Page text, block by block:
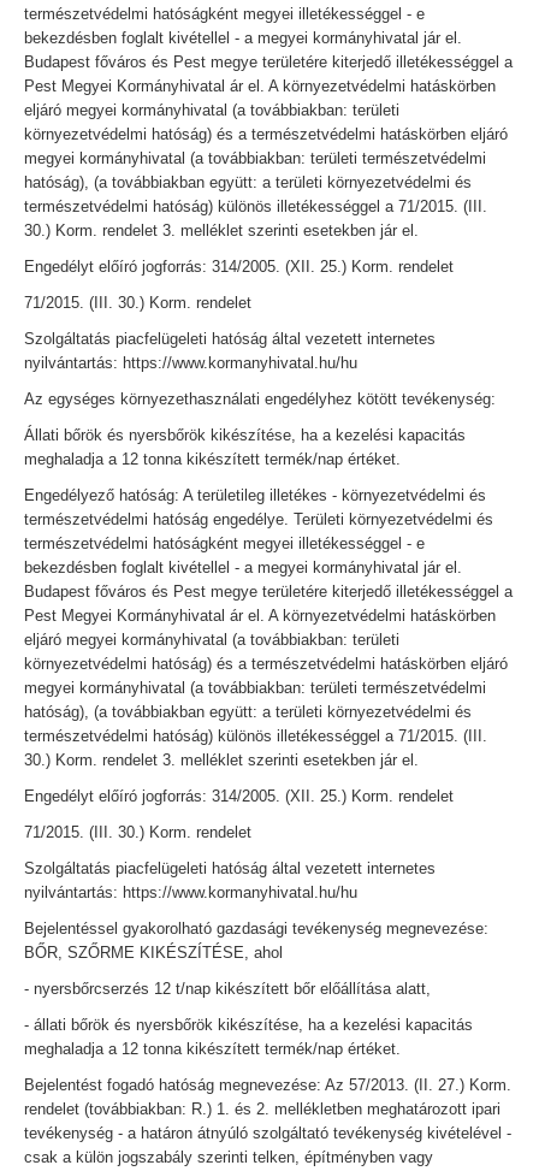
természetvédelmi hatóságként megyei illetékességgel - e
bekezdésben foglalt kivétellel - a megyei kormányhivatal jár el.
Budapest főváros és Pest megye területére kiterjedő illetékességgel a
Pest Megyei Kormányhivatal ár el. A környezetvédelmi hatáskörben
eljáró megyei kormányhivatal (a továbbiakban: területi
környezetvédelmi hatóság) és a természetvédelmi hatáskörben eljáró
megyei kormányhivatal (a továbbiakban: területi természetvédelmi
hatóság), (a továbbiakban együtt: a területi környezetvédelmi és
természetvédelmi hatóság) különös illetékességgel a 71/2015. (III.
30.) Korm. rendelet 3. melléklet szerinti esetekben jár el.
Engedélyt előíró jogforrás: 314/2005. (XII. 25.) Korm. rendelet
71/2015. (III. 30.) Korm. rendelet
Szolgáltatás piacfelügeleti hatóság által vezetett internetes
nyilvántartás: https://www.kormanyhivatal.hu/hu
Az egységes környezethasználati engedélyhez kötött tevékenység:
Állati bőrök és nyersbőrök kikészítése, ha a kezelési kapacitás
meghaladja a 12 tonna kikészített termék/nap értéket.
Engedélyező hatóság: A területileg illetékes - környezetvédelmi és
természetvédelmi hatóság engedélye. Területi környezetvédelmi és
természetvédelmi hatóságként megyei illetékességgel - e
bekezdésben foglalt kivétellel - a megyei kormányhivatal jár el.
Budapest főváros és Pest megye területére kiterjedő illetékességgel a
Pest Megyei Kormányhivatal ár el. A környezetvédelmi hatáskörben
eljáró megyei kormányhivatal (a továbbiakban: területi
környezetvédelmi hatóság) és a természetvédelmi hatáskörben eljáró
megyei kormányhivatal (a továbbiakban: területi természetvédelmi
hatóság), (a továbbiakban együtt: a területi környezetvédelmi és
természetvédelmi hatóság) különös illetékességgel a 71/2015. (III.
30.) Korm. rendelet 3. melléklet szerinti esetekben jár el.
Engedélyt előíró jogforrás: 314/2005. (XII. 25.) Korm. rendelet
71/2015. (III. 30.) Korm. rendelet
Szolgáltatás piacfelügeleti hatóság által vezetett internetes
nyilvántartás: https://www.kormanyhivatal.hu/hu
Bejelentéssel gyakorolható gazdasági tevékenység megnevezése:
BŐR, SZŐRME KIKÉSZÍTÉSE, ahol
- nyersbőrcserzés 12 t/nap kikészített bőr előállítása alatt,
- állati bőrök és nyersbőrök kikészítése, ha a kezelési kapacitás
meghaladja a 12 tonna kikészített termék/nap értéket.
Bejelentést fogadó hatóság megnevezése: Az 57/2013. (II. 27.) Korm.
rendelet (továbbiakban: R.) 1. és 2. mellékletben meghatározott ipari
tevékenység - a határon átnyúló szolgáltató tevékenység kivételével -
csak a külön jogszabály szerinti telken, építményben vagy